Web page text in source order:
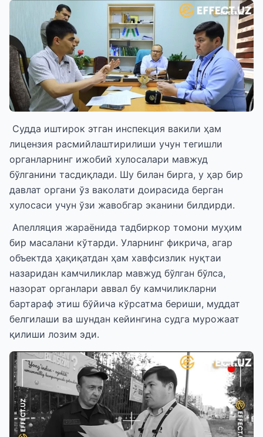
Судда иштирок этган инспекция вакили ҳам
лицензия расмийлаштирилиши учун тегишли
органларнинг ижобий хулосалари мавжуд
бўлганини тасдиқлади. Шу билан бирга, у ҳар бир
давлат органи ўз ваколати доирасида берган
хулосаси учун ўзи жавобгар эканини билдирди.
Апелляция жараёнида тадбиркор томони муҳим
бир масалани кўтарди. Уларнинг фикрича, агар
объектда ҳақиқатдан ҳам хавфсизлик нуқтаи
назаридан камчиликлар мавжуд бўлган бўлса,
назорат органлари аввал бу камчиликларни
бартараф этиш бўйича кўрсатма бериши, муддат
белгилаши ва шундан кейингина судга мурожаат
қилиши лозим эди.